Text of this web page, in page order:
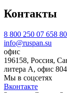
Контакты
8 800 250 07 658
info@ruspan.su
офис
196158, Россия,
литера А, офис 804
Мы в соцсетях
Вконтакте